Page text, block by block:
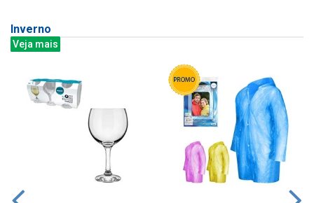
Inverno
Veja mais